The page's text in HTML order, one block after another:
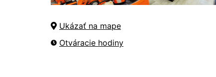
Ukázať na mape
Otváracie hodiny